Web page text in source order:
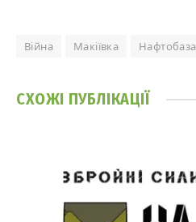
Війна Макіївка Нафтобаза
СХОЖІ ПУБЛІКАЦІЇ